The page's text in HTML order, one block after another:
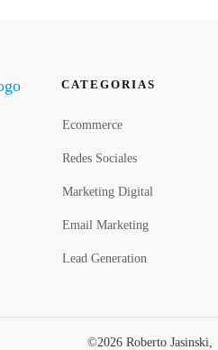
CATEGORIAS
Ecommerce
Redes Sociales
Marketing Digital
Email Marketing
Lead Generation
©2026 Roberto Jasinski,